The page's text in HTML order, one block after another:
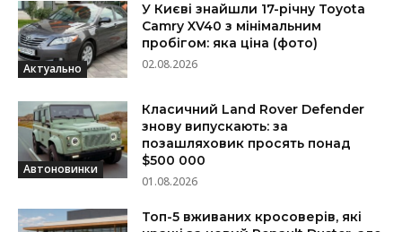
Актуально
У Києві знайшли 17-річну Toyota
Camry XV40 з мінімальним
пробігом: яка ціна (фото)
02.08.2026
Автоновинки
Класичний Land Rover Defender
знову випускають: за
позашляховик просять понад
$500 000
01.08.2026
Топ-5 вживаних кросоверів, які